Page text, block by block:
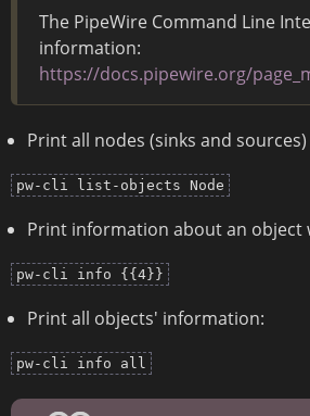
The PipeWire Command Line
information:
https://docs.pipewire.org/
Print all nodes (sinks and
pw-cli list-objects Node
Print information about an object
pw-cli info {{4}}
Print all objects' information:
pw-cli info all